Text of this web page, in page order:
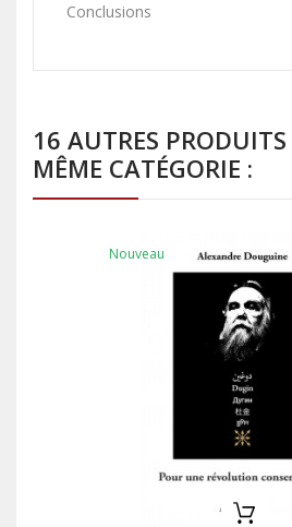
Conclusions
16 AUTRES
MÊME CATÉGORIE :
Nouveau